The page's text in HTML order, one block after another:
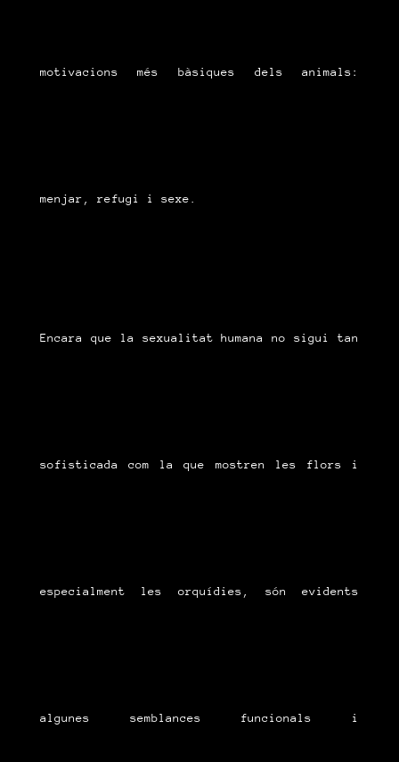
motivacions més bàsiques dels animals:
menjar, refugi i sexe.
Encara que la sexualitat humana no sigui tan
sofisticada com la que mostren les flors i
especialment les orquídies, són evidents
algunes semblances funcionals i